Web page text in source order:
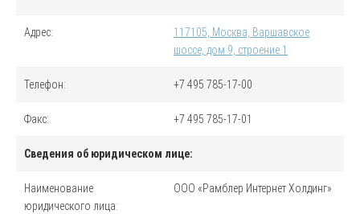
Адрес:
117105, Москва, Варшавское
шоссе, дом 9, строение 1
Телефон: +7 495 785-17-00
Факс: +7 495 785-17-01
Сведения об юридическом лице:
Наименование
юридического лица:
ООО «Рамблер Интернет Холдинг»